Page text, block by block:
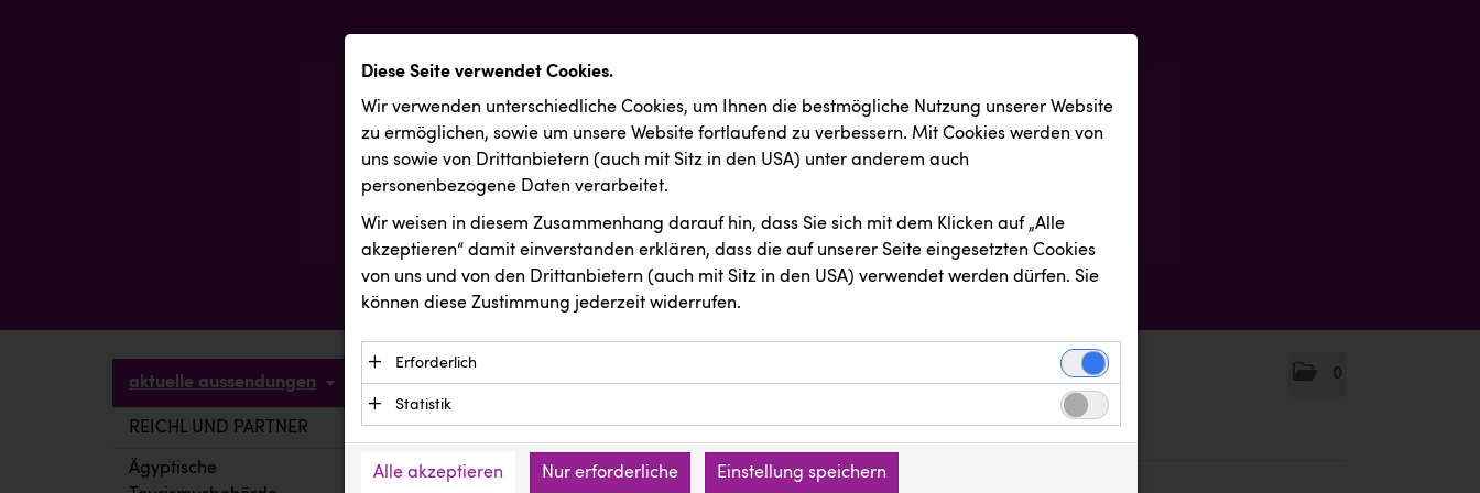
0
aktuelle aussendungen
REICHL UND PARTNER
Ägyptische
Diese Seite verwendet Cookies.
Wir verwenden unterschiedliche Cookies, um Ihnen die best­mögliche Nutzung unserer Website
zu ermöglichen, sowie um unsere Website fortlaufend zu verbessern. Mit Cookies werden von
uns sowie von Drittanbietern (auch mit Sitz in den USA) unter anderem auch
personenbezogene Daten verarbeitet.
Wir weisen in diesem Zusammenhang darauf hin, dass Sie sich mit dem Klicken auf „Alle
akzeptieren“ damit ein­ver­standen erklären, dass die auf unserer Seite eingesetzten Cookies
von uns und von den Drittanbietern (auch mit Sitz in den USA) verwendet werden dürfen. Sie
können diese Zustimmung jederzeit widerrufen.
Erforderlich
Essenzielle Cookies ermöglichen grundlegende Funktionen und sind für die einwandfreie
Funktion der Website erforderlich. Diese Cookies speichern keine personenbezogenen
Daten und werden an keine Dritten übermittelt.
Anbieter: Eigentümer der Website (Erstanbieter)
Statistik
verstehen, wie unsere Besucher unsere Website nutzen.
Alle akzeptieren Nur erforderliche Einstellung speichern